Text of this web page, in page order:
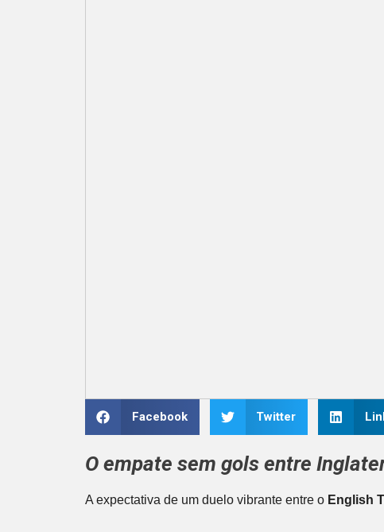
Facebook Twitter
O empate sem gols entre
A expectativa de um duelo vibrante entre o English